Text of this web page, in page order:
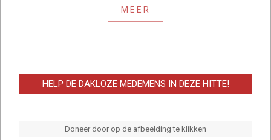
MEER
HELP DE DAKLOZE MEDEMENS IN DEZE HITTE!
Doneer door op de afbeelding te klikken